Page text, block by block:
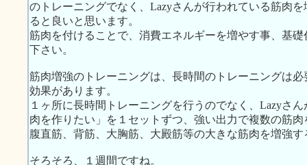
のトレーニングでなく、Lazyさんが行われている筋肉
ると良いと思います。
筋肉を付けることで、消費エネルギーを増やす事、基
下さい。
筋肉増強のトレーニングは、長時間のトレーニングは
効果があります。
１ヶ所に長時間トレーニングを行うのでなく、Lazyさ
肉を作りたい」を１セットずつ、強い出力で複数の筋
腹直筋、背筋、大胸筋、大殿筋等の大きな筋肉を増強
そろそろ、１週間ですね。